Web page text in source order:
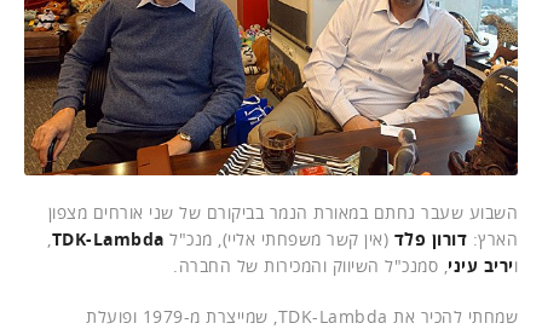
השבוע שעבר נחתם במאורת הנמר בביקורם של שני אורחים מצפון
הארץ: דורון פלד (אין קשר משפחתי אליי), מנכ"ל TDK-Lambda
ויריב עיני , סמנכ"ל השיווק והמכירות של החברה.
שמחתי להכיר את TDK-Lambda, שמייצרת מ-1979 ופועלת